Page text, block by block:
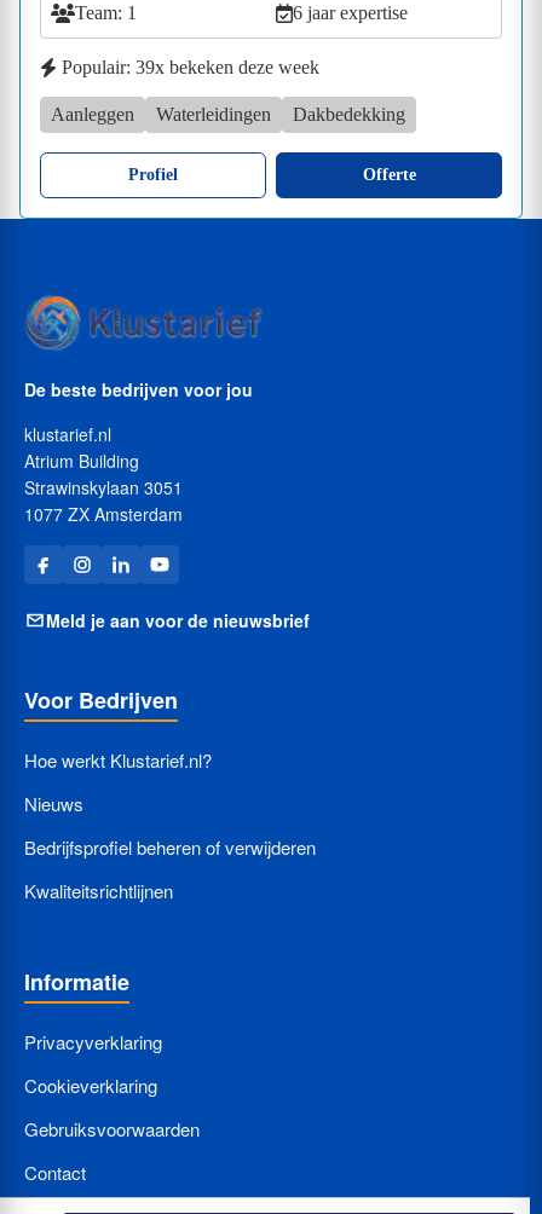
Team: 1 6 jaar expertise
Populair: 39x bekeken deze week
Aanleggen Waterleidingen Dakbedekking
Profiel Offerte
De beste bedrijven voor jou
klustarief.nl
Atrium Building
Strawinskylaan 3051
1077 ZX Amsterdam
Meld je aan voor de nieuwsbrief
Voor Bedrijven
Hoe werkt Klustarief.nl?
Nieuws
Bedrijfsprofiel beheren of verwijderen
Kwaliteitsrichtlijnen
Informatie
Privacyverklaring
Cookieverklaring
Gebruiksvoorwaarden
Contact